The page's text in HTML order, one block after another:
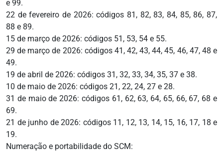
e 99.
22 de fevereiro de 2026: códigos 81, 82, 83, 84, 85, 86, 87,
88 e 89.
15 de março de 2026: códigos 51, 53, 54 e 55.
29 de março de 2026: códigos 41, 42, 43, 44, 45, 46, 47, 48 e
49.
19 de abril de 2026: códigos 31, 32, 33, 34, 35, 37 e 38.
10 de maio de 2026: códigos 21, 22, 24, 27 e 28.
31 de maio de 2026: códigos 61, 62, 63, 64, 65, 66, 67, 68 e
69.
21 de junho de 2026: códigos 11, 12, 13, 14, 15, 16, 17, 18 e
19.
Numeração e portabilidade do SCM: